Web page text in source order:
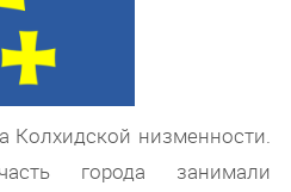
Колхидской низменности.
города занимали